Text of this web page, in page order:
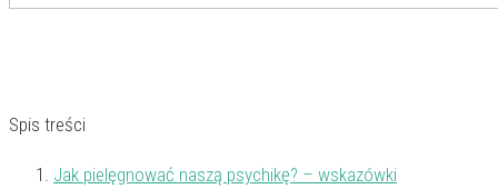
Spis treści
Jak pielęgnować naszą psychikę? – wskazówki